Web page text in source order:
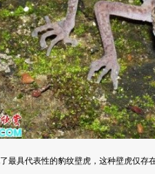
具代表性的豹纹壁虎，这种壁虎仅存